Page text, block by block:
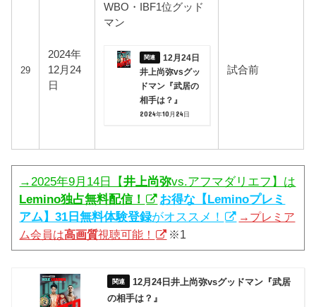
29
2024年
12月24
日
WBO・IBF1位グッド
マン
12月24日
井上尚弥vsグッ
ドマン『武居の
相手は？』
2024年10月24日
試合前
→2025年9月14日【井上尚弥vs.アフマダリエフ】は
Lemino独占無料配信！
お得な【Leminoプレミ
アム】31日無料体験登録がオススメ！
→プレミア
ム会員は高画質視聴可能！ ※1
12月24日井上尚弥vsグッドマン『武居
の相手は？』